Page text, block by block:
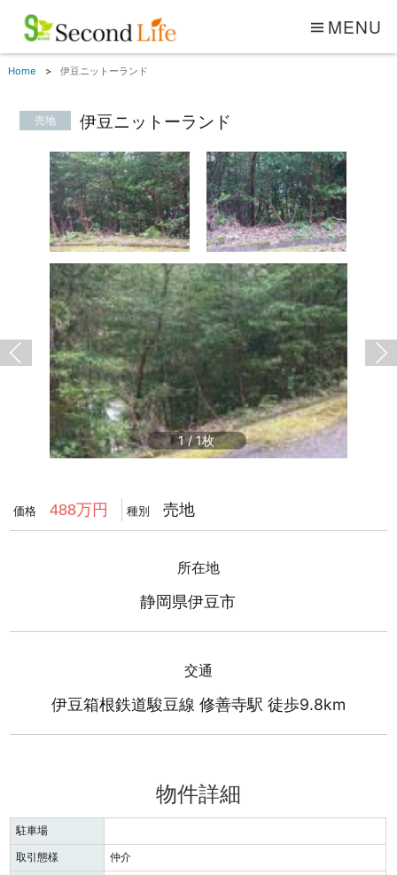
MENU
Home 伊豆ニットーランド
売地 伊豆ニットーランド
1/1
価格 488万円 種別 売地
所在地
静岡県伊豆市
交通
伊豆箱根鉄道駿豆線 修善寺駅 徒歩9.8km
物件詳細
駐車場
取引態様
仲介